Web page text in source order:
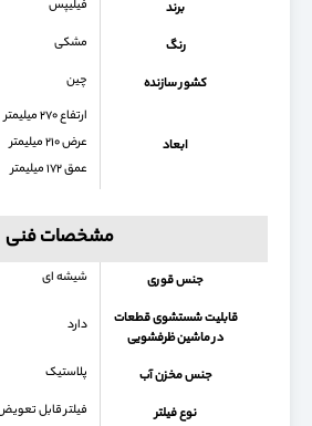
برند فیلیپس
رنگ مشکی
کشور سازنده چین
ابعاد
ارتفاع ۲۷۰ میلیمتر
عرض ۲۱۰ میلیمتر
عمق ۱۷۲ میلیمتر
مشخصات فنی
جنس قوری شیشه ای
قابلیت شستشوی قطعات
در ماشین ظرفشویی
دارد
جنس مخزن آب پلاستیک
نوع فیلتر فیلتر قابل